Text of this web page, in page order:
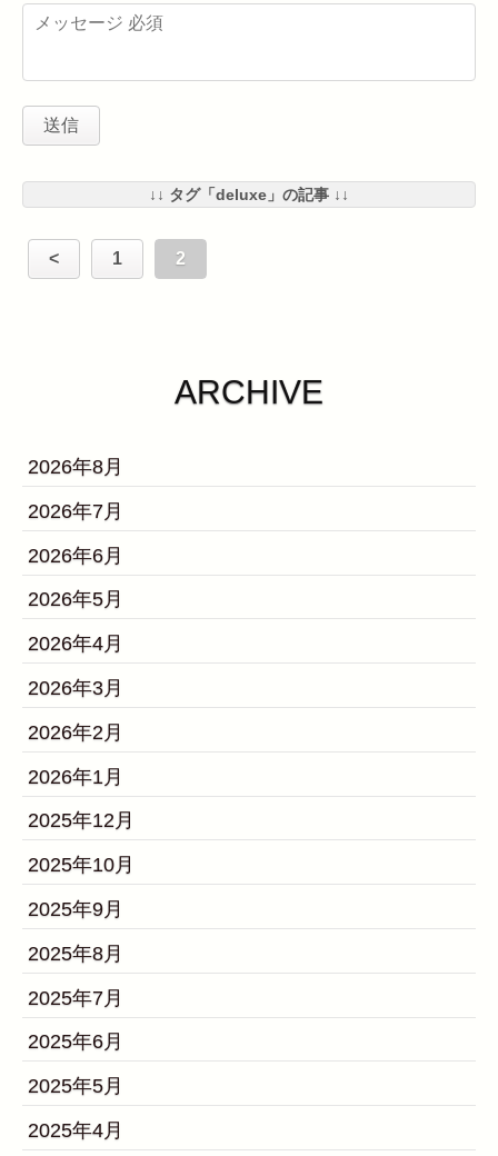
↓↓ タグ「deluxe」の記事 ↓↓
< 1 2
ARCHIVE
2026年8月
2026年7月
2026年6月
2026年5月
2026年4月
2026年3月
2026年2月
2026年1月
2025年12月
2025年10月
2025年9月
2025年8月
2025年7月
2025年6月
2025年5月
2025年4月